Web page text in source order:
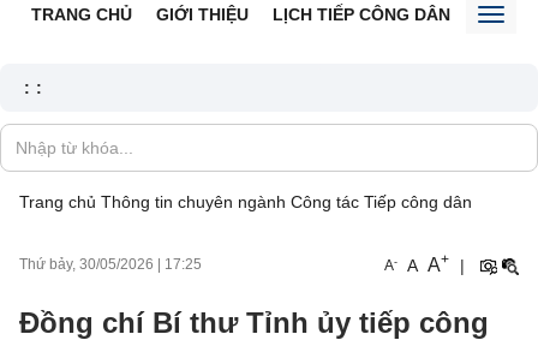
TRANG CHỦ GIỚI THIỆU LỊCH TIẾP CÔNG DÂN TIN
: :
Trang chủ Thông tin chuyên ngành Công tác Tiếp công dân
Thứ bảy, 30/05/2026 17:25 A- A A+ |
Đồng chí Bí thư Tỉnh ủy tiếp công